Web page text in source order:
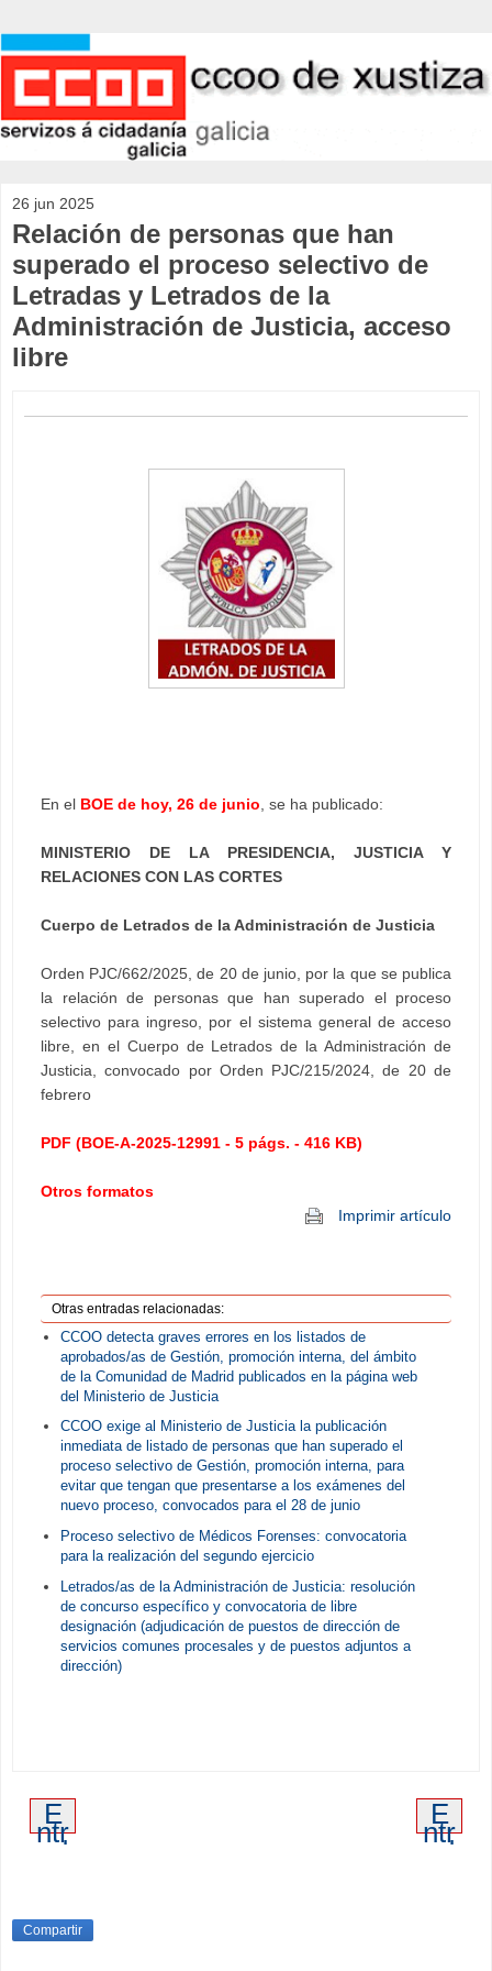
26 jun 2025
Relación de personas que han
superado el proceso selectivo de
Letradas y Letrados de la
Administración de Justicia, acceso
libre
En el BOE de hoy, 26 de junio , se ha publicado:
MINISTERIO DE LA PRESIDENCIA, JUSTICIA Y
RELACIONES CON LAS CORTES
Cuerpo de Letrados de la Administración de Justicia
Orden PJC/662/2025, de 20 de junio, por la que se publica
la relación de personas que han superado el proceso
selectivo para ingreso, por el sistema general de acceso
libre, en el Cuerpo de Letrados de la Administración de
Justicia, convocado por Orden PJC/215/2024, de 20 de
febrero
PDF (BOE-A-2025-12991 - 5 págs. - 416 KB)
Otros formatos
Imprimir artículo
Otras entradas relacionadas:
CCOO detecta graves errores en los listados de
aprobados/as de Gestión, promoción interna, del ámbito
de la Comunidad de Madrid publicados en la página web
del Ministerio de Justicia
CCOO exige al Ministerio de Justicia la publicación
inmediata de listado de personas que han superado el
proceso selectivo de Gestión, promoción interna, para
evitar que tengan que presentarse a los exámenes del
nuevo proceso, convocados para el 28 de junio
Proceso selectivo de Médicos Forenses: convocatoria
para la realización del segundo ejercicio
Letrados/as de la Administración de Justicia: resolución
de concurso específico y convocatoria de libre
designación (adjudicación de puestos de dirección de
servicios comunes procesales y de puestos adjuntos a
dirección)
E
ntr
ad
re
ci
E
ntr
ad
Compartir